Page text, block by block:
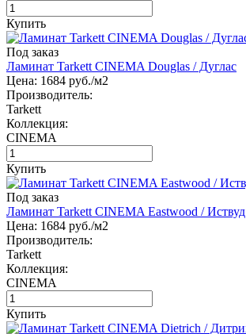
Купить
Под заказ
Ламинат Tarkett CINEMA Douglas / Дуглас
Цена: 1684 руб./м2
Производитель:
Tarkett
Коллекция:
CINEMA
Купить
Под заказ
Ламинат Tarkett CINEMA Eastwood / Иствуд
Цена: 1684 руб./м2
Производитель:
Tarkett
Коллекция:
CINEMA
Купить